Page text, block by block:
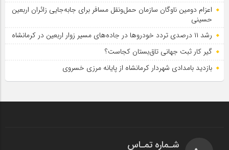
اعزام دومین ناوگان سازمان حمل‌ونقل مسافر برای جابه‌جایی زائران اربعین
حسینی
رشد ۱۱ درصدی تردد خودروها در جاده‌های مسیر زوار اربعین در کرمانشاه
گیر کار ثبت جهانی تاق‌بستان کجاست؟
بازدید بامدادی شهردار کرمانشاه از پایانه مرزی خسروی
شـماره تمـاس